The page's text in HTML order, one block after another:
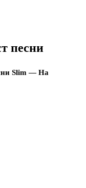
песни
Slim — На